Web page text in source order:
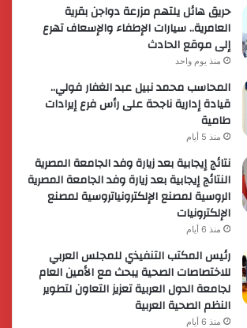
حريق هائل يلتهم مزرعة دواجن بقرية
العامرية.. سيارات الإطفاء والإسعاف تهرع
إلى موقع الحادث
منذ يوم واحد
المحاسب محمد نبيل عبد الغفار فولي..
قيادة إدارية ناجحة على رأس فرع إيرادات
طامية
منذ 5 أيام
نتائج إيجابية بعد زيارة وفد الجامعة المصرية
النتائج إيجابية بعد زيارة وفد الجامعة المصرية
الروسية لمصنع الإلكترونياتروسية لمصنع
الإلكترونيات
منذ 6 أيام
رئيس المكتب التنفيذي للمجلس العربي
للاختصاصات الصحية يبحث مع الأمين العام
لجامعة الدول العربية تعزيز التعاون لتطوير
النظم الصحية العربية
منذ 6 أيام